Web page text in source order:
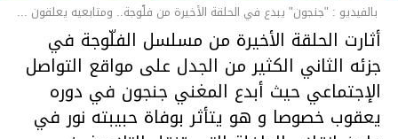
بالفيديو : "جنجون" يبدع في الحلقة الأخيرة من فلّوجة.. ومتابعيه يعلقون ...
أثارت الحلقة الأخيرة من مسلسل الفلّوجة في
جزئه الثاني الكثير من الجدل على مواقع التواصل
الإجتماعي حيث أبدع المغني جنجون في دوره
يعقوب خصوصا و هو يتأثر بوفاة حبيبته نور في